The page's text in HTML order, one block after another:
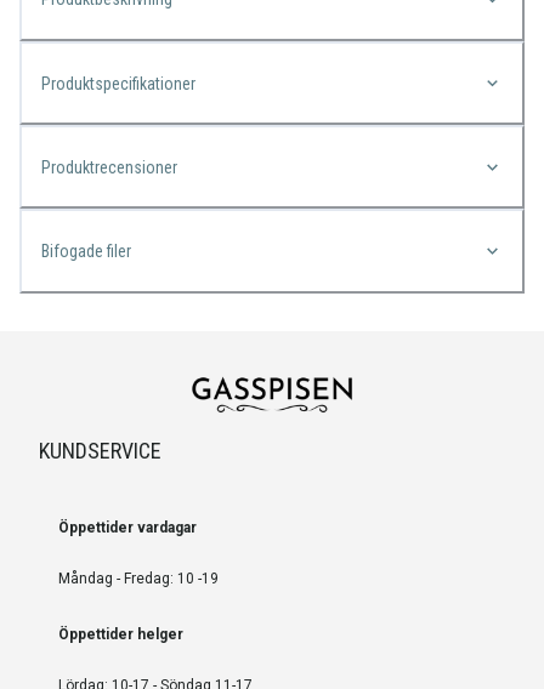
Produktspecifikationer
Produktrecensioner
Bifogade filer
KUNDSERVICE
Öppettider vardagar
Måndag - Fredag: 10 -19
Öppettider helger
Lördag: 10-17 - Söndag 11-17